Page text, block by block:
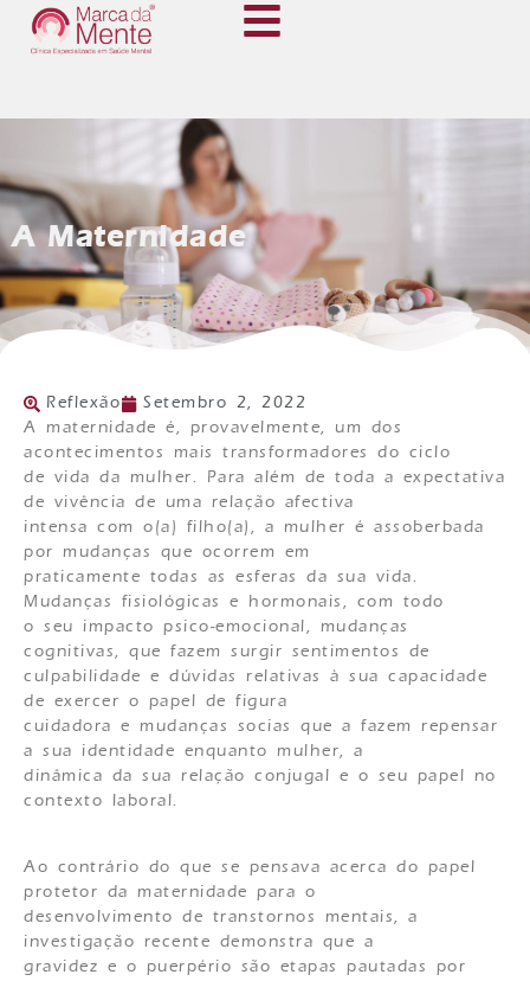
A Maternidade
Reflexão
Setembro 2, 2022
A maternidade é, provavelmente, um dos
acontecimentos mais transformadores do ciclo
de vida da mulher. Para além de toda a expectativa
de vivência de uma relação afectiva
intensa com o(a) filho(a), a mulher é assoberbada
por mudanças que ocorrem em
praticamente todas as esferas da sua vida.
Mudanças fisiológicas e hormonais, com todo
o seu impacto psico-emocional, mudanças
cognitivas, que fazem surgir sentimentos de
culpabilidade e dúvidas relativas à sua capacidade
de exercer o papel de figura
cuidadora e mudanças socias que a fazem repensar
a sua identidade enquanto mulher, a
dinâmica da sua relação conjugal e o seu papel no
contexto laboral.
Ao contrário do que se pensava acerca do papel
protetor da maternidade para o
desenvolvimento de transtornos mentais, a
investigação recente demonstra que a
gravidez e o puerpério são etapas pautadas por